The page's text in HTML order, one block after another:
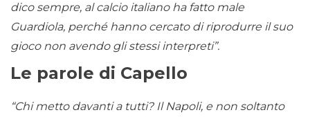
dico sempre, al calcio italiano ha fatto male
Guardiola, perché hanno cercato di riprodurre il suo
gioco non avendo gli stessi interpreti”.
Le parole di Capello
“Chi metto davanti a tutti? Il Napoli, e non soltanto